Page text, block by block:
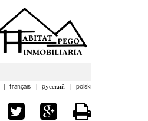
français pусский polski